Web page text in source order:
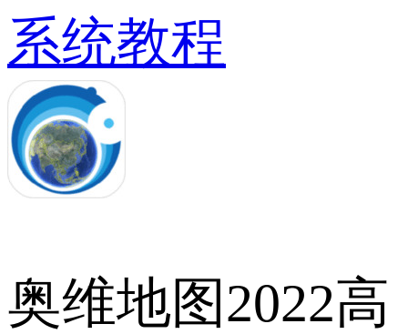
系统教程
奥维地图2022高